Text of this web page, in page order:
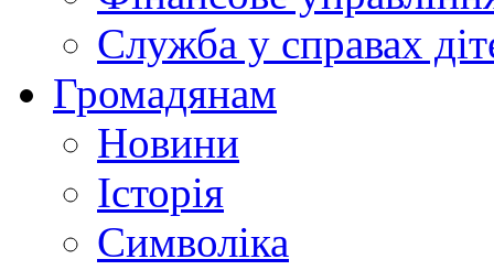
Служба у справах
Громадянам
Новини
Історія
Символіка